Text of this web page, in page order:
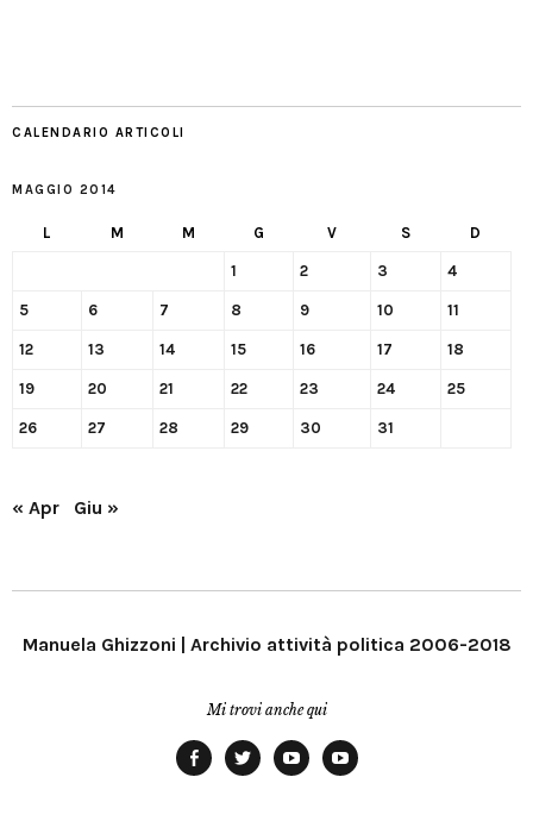
CALENDARIO ARTICOLI
MAGGIO 2014
L M M G V S D
1 2 3 4
5 6 7 8 9 10 11
12 13 14 15 16 17 18
19 20 21 22 23 24 25
26 27 28 29 30 31
« Apr Giu »
Manuela Ghizzoni | Archivio attività politica 2006-2018
Mi trovi anche qui